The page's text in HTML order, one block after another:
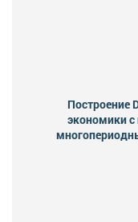
Построение
экономики